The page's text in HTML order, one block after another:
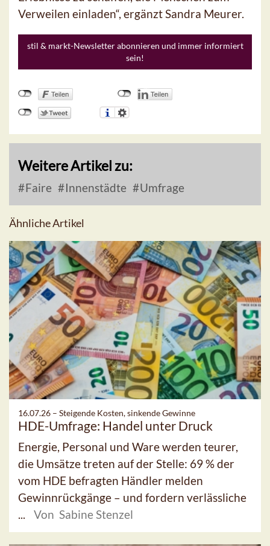
Verweilen einladen“, ergänzt Sandra Meurer.
stil & markt-Newsletter abonnieren und immer informiert
sein!
Weitere Artikel zu:
Faire Innenstädte Umfrage
Ähnliche Artikel
16.07.26 – Steigende Kosten, sinkende Gewinne
HDE-Umfrage: Handel unter Druck
Energie, Personal und Ware werden teurer,
die Umsätze treten auf der Stelle: 69 % der
vom HDE befragten Händler melden
Gewinnrückgänge – und fordern verlässliche
Von Sabine Stenzel